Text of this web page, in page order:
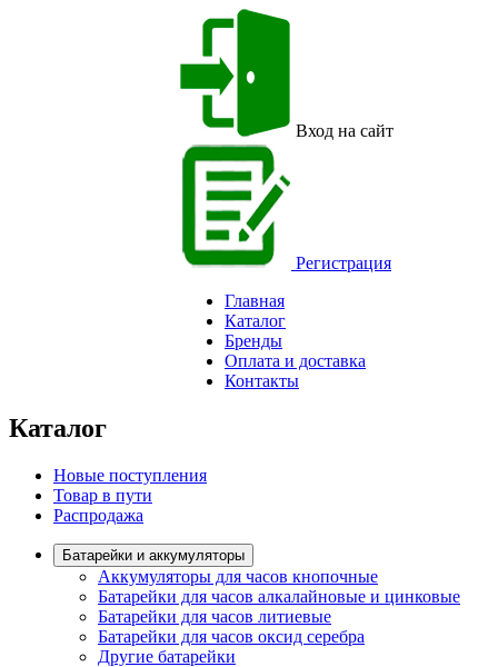
Вход на сайт
Регистрация
Главная
Каталог
Бренды
Оплата и доставка
Контакты
Каталог
Новые поступления
Товар в пути
Распродажа
Батарейки и аккумуляторы
Аккумуляторы для часов кнопочные
Батарейки для часов алкалайновые и цинковые
Батарейки для часов литиевые
Батарейки для часов оксид серебра
Другие батарейки